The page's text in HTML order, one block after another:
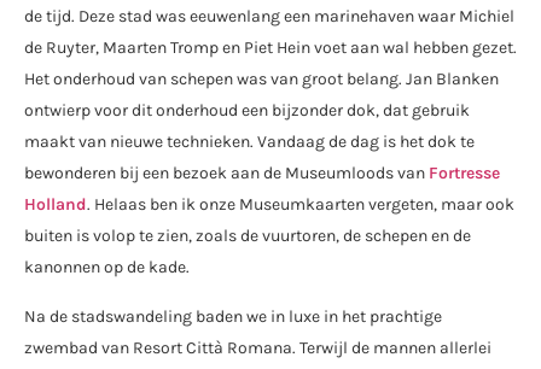
de tijd. Deze stad was eeuwenlang een marinehaven waar Michiel
de Ruyter, Maarten Tromp en Piet Hein voet aan wal hebben gezet.
Het onderhoud van schepen was van groot belang. Jan Blanken
ontwierp voor dit onderhoud een bijzonder dok, dat gebruik
maakt van nieuwe technieken. Vandaag de dag is het dok te
bewonderen bij een bezoek aan de Museumloods van Fortresse
Holland. Helaas ben ik onze Museumkaarten vergeten, maar ook
buiten is volop te zien, zoals de vuurtoren, de schepen en de
kanonnen op de kade.
Na de stadswandeling baden we in luxe in het prachtige
zwembad van Resort Città Romana. Terwijl de mannen allerlei